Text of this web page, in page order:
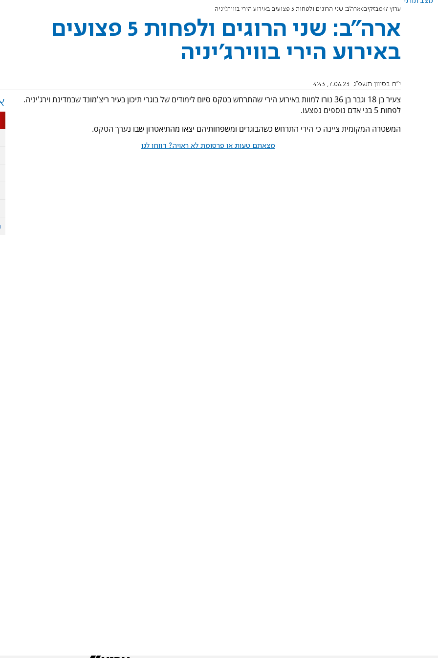
ערוץ 7 מבזקים ארה"ב: שני הרוגים ולפחות 5 פצועים באירוע הירי בווירג'יניה
ארה"ב: שני הרוגים ולפחות 5 פצועים
באירוע הירי בווירג'יניה
י"ח בסיוון תשפ"ג 7.06.23, 4:43
צעיר בן 18 וגבר בן 36 נורו למוות באירוע הירי שהתרחש בטקס סיום לימודים של בוגרי תיכון בעיר ריצ'מונד שבמדינת וירג'יניה.
לפחות 5 בני אדם נוספים נפצעו.
המשטרה המקומית ציינה כי הירי התרחש כשהבוגרים ומשפחותיהם יצאו מהתיאטרון שבו נערך הטקס.
מצאתם טעות או פרסומת לא ראויה? דווחו לנו